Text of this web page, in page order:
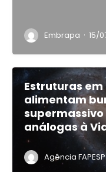
Embrapa · 15/
Estruturas
alimentam
análogas à
Agência FAPESP